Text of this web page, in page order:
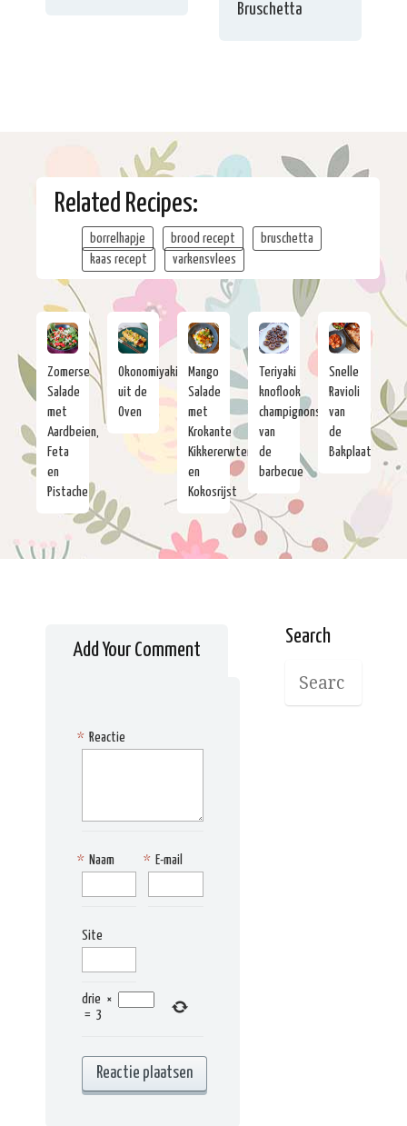
Bruschetta
Related Recipes:
borrelhapje brood recept
bruschetta
kaas recept
varkensvlees
Zomerse
Salade
met
Aardbeien,
Feta
en
Pistache
Okonomiyaki
uit de
Oven
Mango
Salade
met
Krokante
Kikkererwten
en
Kokosrijst
Teriyaki
knoflook
champignons
van
de
barbecue
Snelle
Ravioli
van
de
Bakplaat
Add Your Comment
Reactie
*
Naam
* E-mail
*
Site
drie ×
= 3
Search